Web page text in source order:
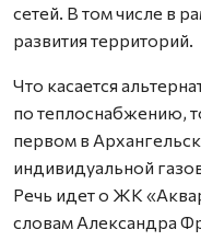
сетей. В том числе в
развития территорий.
Что касается
по теплоснабжению,
первом в
индивидуальной
Речь идет о ЖК
словам Александра